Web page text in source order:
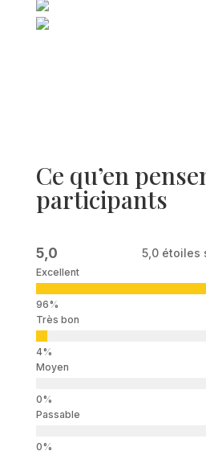
Ce qu’en
participants
5,0 5,0 étoiles
Excellent
Très bon
Moyen
Passable